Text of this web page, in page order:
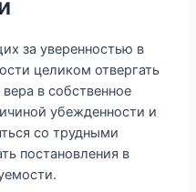
за уверенностью в
целиком отвергать
в собственное
убежденности и
со трудными
постановления в